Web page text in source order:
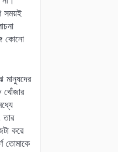
সময়ই
কোনো
মানুষদের
খোঁজার
করে
তোমাকে